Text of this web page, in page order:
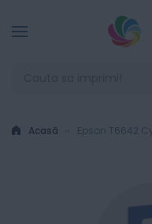
Acasă Epson T6642